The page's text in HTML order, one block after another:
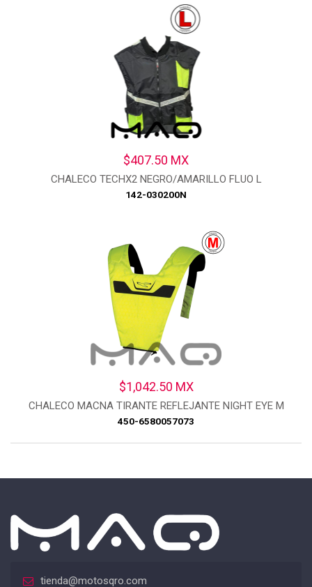
$407.50 MX
CHALECO TECHX2 NEGRO/AMARILLO FLUO L
142-030200N
$1,042.50 MX
CHALECO MACNA TIRANTE REFLEJANTE NIGHT EYE M
450-6580057073
tienda@motosqro.com